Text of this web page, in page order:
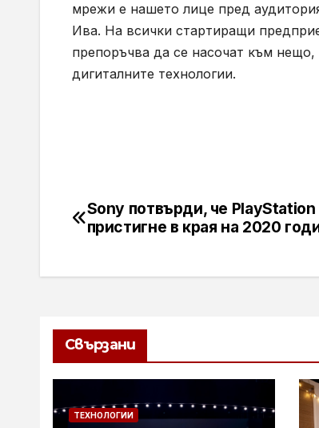
мрежи е нашето лице пред
Ива. На всички стартиращи
препоръчва да се насочат към
дигиталните технологии.
Навигация
Sony потвърди, че
пристигне в края на 2020
Свързани
ТЕХНОЛОГИИ